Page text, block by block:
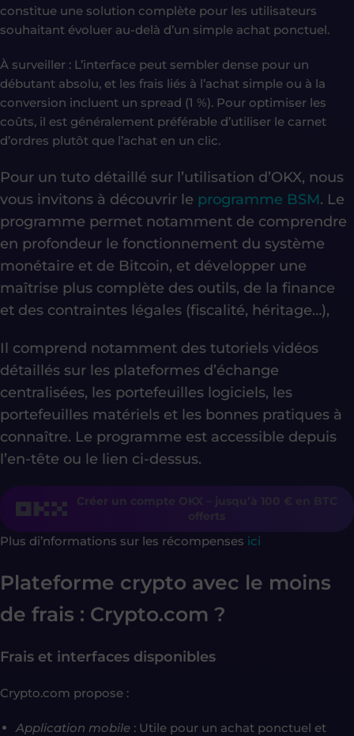
constitue une solution complète pour les utilisateurs
souhaitant évoluer au-delà d’un simple achat ponctuel.
À surveiller : L’interface peut sembler dense pour un
débutant absolu, et les frais liés à l’achat simple ou à la
conversion incluent un spread (1 %). Pour optimiser les
coûts, il est généralement préférable d’utiliser le carnet
d’ordres plutôt que l’achat en un clic.
Pour un tuto détaillé sur l’utilisation d’OKX, nous
vous invitons à découvrir le programme BSM. Le
programme permet notamment de comprendre
en profondeur le fonctionnement du système
monétaire et de Bitcoin, et développer une
maîtrise plus complète des outils, de la finance
et des contraintes légales (fiscalité, héritage…),
Il comprend notamment des tutoriels vidéos
détaillés sur les plateformes d’échange
centralisées, les portefeuilles logiciels, les
portefeuilles matériels et les bonnes pratiques à
connaître. Le programme est accessible depuis
l’en-tête ou le lien ci-dessus.
Créer un compte OKX – jusqu’à 100 € en BTC
offerts
Plus di’nformations sur les récompenses ici
Plateforme crypto avec le moins
de frais : Crypto.com ?
Frais et interfaces disponibles
Crypto.com propose :
Application mobile : Utile pour un achat ponctuel et